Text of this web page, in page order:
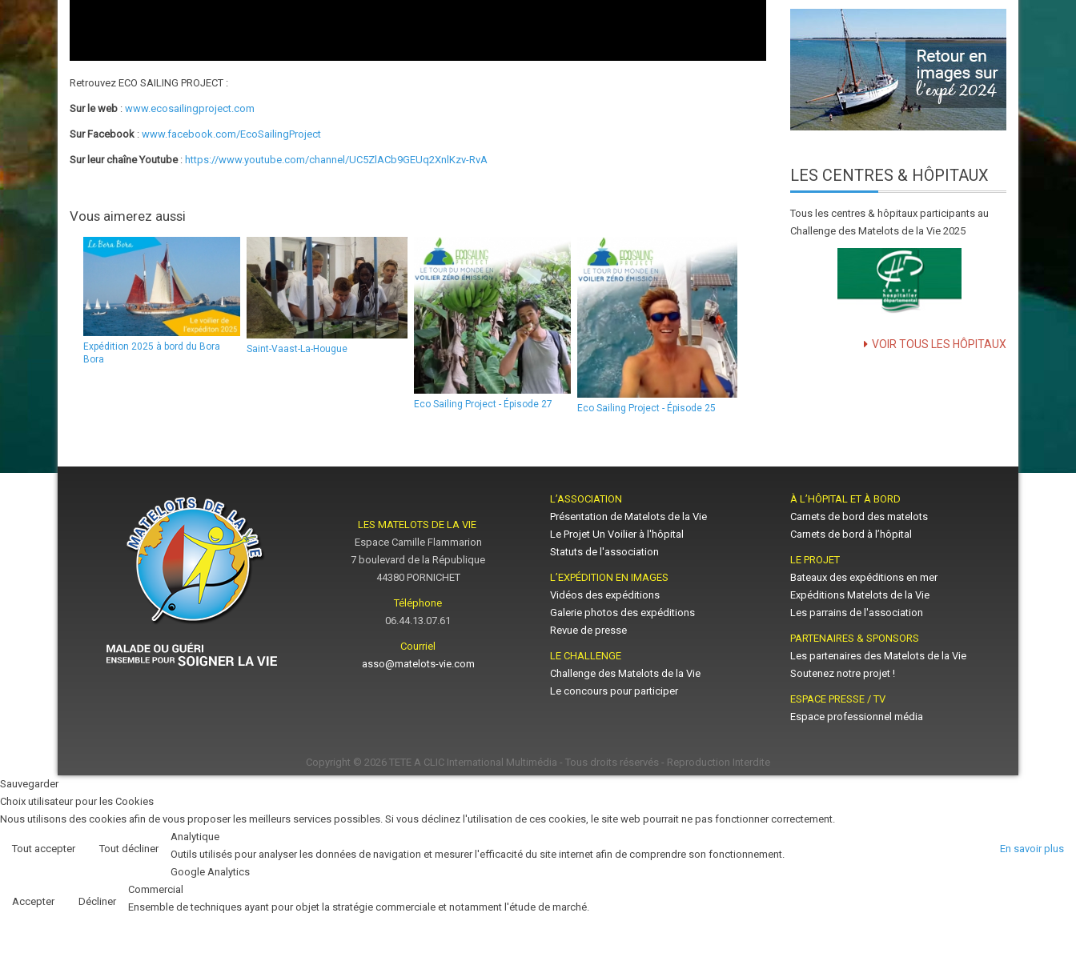
Retrouvez ECO SAILING PROJECT :
Sur le web : www.ecosailingproject.com
Sur Facebook : www.facebook.com/EcoSailingProject
Sur leur chaîne Youtube: https://www.youtube.com/channel/UC5ZlACb9GEUq2XnlKzv-RvA
Vous aimerez aussi
Expédition 2025 à bord du Bora
Bora
Saint-Vaast-La-Hougue
Eco Sailing Project - Épisode 27 Eco Sailing Project - Épisode 25
LES CENTRES & HÔPITAUX
Tous les centres & hôpitaux participants au
Challenge des Matelots de la Vie 2025
VOIR TOUS LES HÔPITAUX
LES MATELOTS DE LA VIE
Espace Camille Flammarion
7 boulevard de la République
44380 PORNICHET
Téléphone
06.44.13.07.61
Courriel
asso@matelots-vie.com
L’ASSOCIATION
Présentation de Matelots de la Vie
Le Projet Un Voilier à l'hôpital
Statuts de l'association
L’EXPÉDITION EN IMAGES
Vidéos des expéditions
Galerie photos des expéditions
Revue de presse
LE CHALLENGE
Challenge des Matelots de la Vie
Le concours pour participer
À L’HÔPITAL ET À BORD
Carnets de bord des matelots
Carnets de bord à l’hôpital
LE PROJET
Bateaux des expéditions en mer
Expéditions Matelots de la Vie
Les parrains de l'association
PARTENAIRES & SPONSORS
Les partenaires des Matelots de la Vie
Soutenez notre projet !
ESPACE PRESSE / TV
Espace professionnel média
Copyright © 2026 TETE A CLIC International Multimédia - Tous droits réservés - Reproduction Interdite
Sauvegarder
Choix utilisateur pour les Cookies
Nous utilisons des cookies afin de vous proposer les meilleurs services possibles. Si vous déclinez l'utilisation de ces cookies, le site web pourrait ne pas fonctionner correctement.
Tout accepter Tout décliner En savoir plus
Analytique
Outils utilisés pour analyser les données de navigation et mesurer l'efficacité du site internet afin de comprendre son fonctionnement.
Google Analytics
Accepter Décliner
Commercial
Ensemble de techniques ayant pour objet la stratégie commerciale et notamment l'étude de marché.